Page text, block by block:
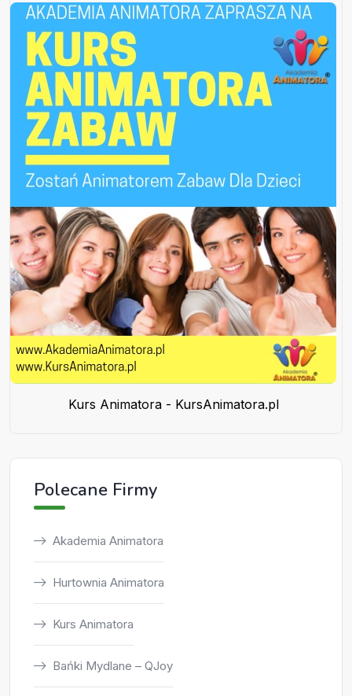
Kurs Animatora - KursAnimatora.pl
Polecane Firmy
Akademia Animatora
Hurtownia Animatora
Kurs Animatora
Bańki Mydlane – QJoy